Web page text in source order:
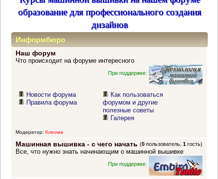
образование для профессионального создания
дизайнов
Информбюро
Наш форум
Что происходит на форуме интересного
При поддержке:
Новости форума
Правила форума
Как пользоваться
форумом и другие
полезные советы
Галерея
Модератор: Клеома
Машинная вышивка - с чего начать (0 пользователь,1 гость)
Все, что нужно знать начинающим о машинной вышивке
При поддержке: